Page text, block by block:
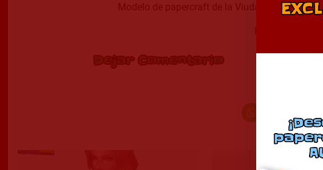
Modelo de papercraft de la Viuda Negra o
Diseñador:
Dejar Comentario